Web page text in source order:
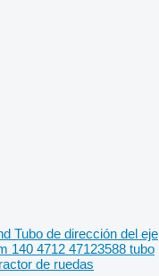
Tubo de dirección del eje
140 4712 47123588 tubo
de ruedas